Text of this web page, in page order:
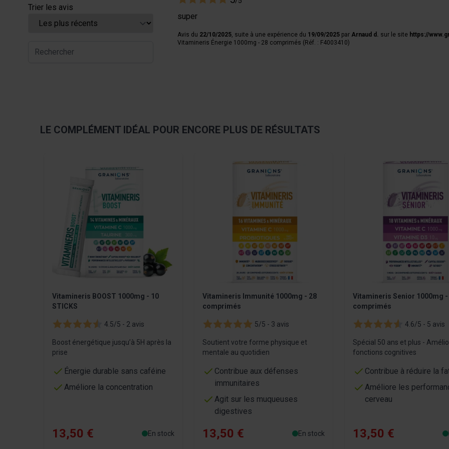
Trier les avis
super
Avis du 22/10/2025, suite à une expérience du 19/09/2025 par Arnaud d. sur le site https://
Vitamineris Énergie 1000mg - 28 comprimés (Réf. : F4003410)
LE COMPLÉMENT IDÉAL POUR ENCORE PLUS DE RÉSULTATS
Vitamineris BOOST 1000mg - 10
STICKS
4.5/5 - 2 avis
Boost énergétique jusqu’à 5H après la
prise
Énergie durable sans caféine
Améliore la concentration
13,50 € En stock
Vitamineris Immunité 1000mg - 28
comprimés
5/5 - 3 avis
Soutient votre forme physique et
mentale au quotidien
Contribue aux défenses
immunitaires
Agit sur les muqueuses
digestives
13,50 € En stock
Vitamineris Senior 1000mg -
comprimés
4.6/5 - 5 avis
Spécial 50 ans et plus -
fonctions cognitives
Contribue à réduire la
Améliore les
cerveau
13,50 €